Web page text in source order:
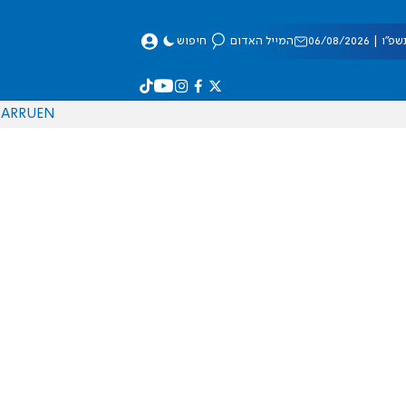
08/2026 המייל האדום חיפוש
EN
RU
AR